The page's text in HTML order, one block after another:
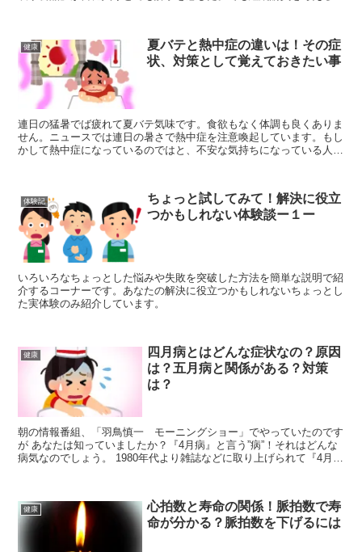
健康
夏バテと熱中症の違いは！その症
状、対策として覚えておきたい事
連日の猛暑でば疲れて夏バテ気味です。食欲もなく体調も良くありま
せん。ニュースでは連日の暑さで熱中症を注意喚起しています。もし
かして熱中症になっているのではと、不安な気持ちになっている人も
体験記
ちょっと試してみて！解決に役立
つかもしれない体験談ー１ー
いろいろなちょっとした悩みや失敗を突破した方法を簡単な説明で紹
介するコーナーです。あなたの解決に役立つかもしれないちょっとし
た実体験のみ紹介しています。
健康
四月病とはどんな症状なの？原因
は？五月病と関係がある？対策
は？
朝の情報番組、「羽鳥慎一 モーニングショー」でやっていたのです
が あなたは知っていましたか？『4月病』と言う”病”！それはどんな
病気なのでしょう。 1980年代より雑誌などに取り上げられて『4月
健康
心拍数と寿命の関係！脈拍数で寿
命が分かる？脈拍数を下げるには